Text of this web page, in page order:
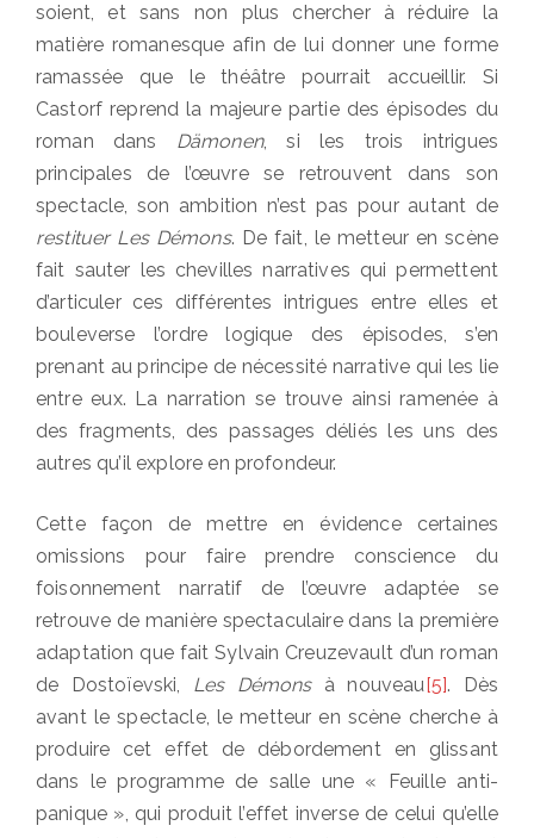
soient, et sans non plus chercher à réduire la
matière romanesque afin de lui donner une forme
ramassée que le théâtre pourrait accueillir. Si
Castorf reprend la majeure partie des épisodes du
roman dans Dämonen, si les trois intrigues
principales de l’œuvre se retrouvent dans son
spectacle, son ambition n’est pas pour autant de
restituer Les Démons. De fait, le metteur en scène
fait sauter les chevilles narratives qui permettent
d’articuler ces différentes intrigues entre elles et
bouleverse l’ordre logique des épisodes, s’en
prenant au principe de nécessité narrative qui les lie
entre eux. La narration se trouve ainsi ramenée à
des fragments, des passages déliés les uns des
autres qu’il explore en profondeur.
Cette façon de mettre en évidence certaines
omissions pour faire prendre conscience du
foisonnement narratif de l’œuvre adaptée se
retrouve de manière spectaculaire dans la première
adaptation que fait Sylvain Creuzevault d’un roman
de Dostoïevski, Les Démonsà nouveau[5]. Dès
avant le spectacle, le metteur en scène cherche à
produire cet effet de débordement en glissant
dans le programme de salle une « Feuille anti-
panique », qui produit l’effet inverse de celui qu’elle